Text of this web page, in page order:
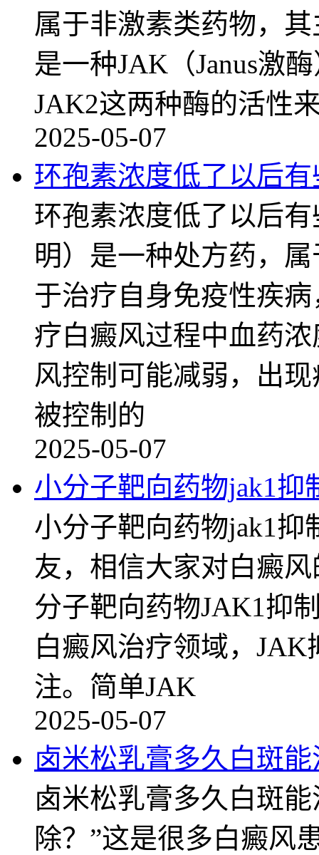
属于非激素类药物，
是一种JAK（Janus激
JAK2这两种酶的活性
2025-05-07
环孢素浓度低了以后
环孢素浓度低了以后
明）是一种处方药，
于治疗自身免疫性疾
疗白癜风过程中血药
风控制可能减弱，出
被控制的
2025-05-07
小分子靶向药物jak1抑
小分子靶向药物jak1抑
友，相信大家对白癜
分子靶向药物JAK1抑
白癜风治疗领域，
注。简单JAK
2025-05-07
卤米松乳膏多久白斑
卤米松乳膏多久白斑
除？”这是很多白癜风